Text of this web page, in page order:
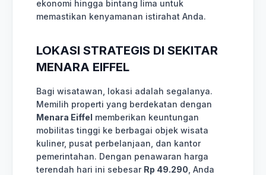
ekonomi hingga bintang lima untuk
memastikan kenyamanan istirahat Anda.
LOKASI STRATEGIS DI SEKITAR
MENARA EIFFEL
Bagi wisatawan, lokasi adalah segalanya.
Memilih properti yang berdekatan dengan
Menara Eiffel memberikan keuntungan
mobilitas tinggi ke berbagai objek wisata
kuliner, pusat perbelanjaan, dan kantor
pemerintahan. Dengan penawaran harga
terendah hari ini sebesar Rp 49.290 , Anda